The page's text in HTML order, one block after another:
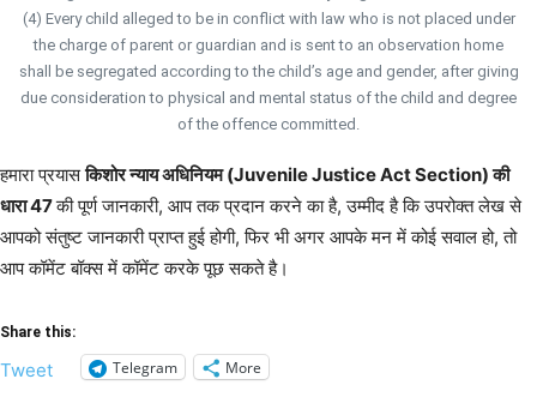
(4) Every child alleged to be in conflict with law who is not placed under
the charge of parent or guardian and is sent to an observation home
shall be segregated according to the child’s age and gender, after giving
due consideration to physical and mental status of the child and degree
of the offence committed.
हमारा प्रयासकिशोर न्याय अधिनियम (Juvenile Justice Act Section) की
धारा 47की पूर्ण जानकारी, आप तक प्रदान करने का है, उम्मीद है कि उपरोक्त लेख से
आपको संतुष्ट जानकारी प्राप्त हुई होगी, फिर भी अगर आपके मन में कोई सवाल हो, तो
आप कॉमेंट बॉक्स में कॉमेंट करके पूछ सकते है।
Share this:
Tweet Telegram More